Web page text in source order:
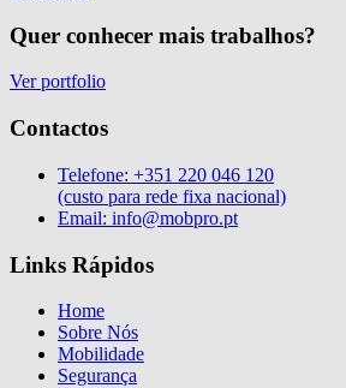
Quer conhecer mais trabalhos?
Ver portfolio
Contactos
Telefone: +351 220 046 120
(custo para rede fixa nacional)
Email: info@mobpro.pt
Links Rápidos
Home
Sobre Nós
Mobilidade
Segurança